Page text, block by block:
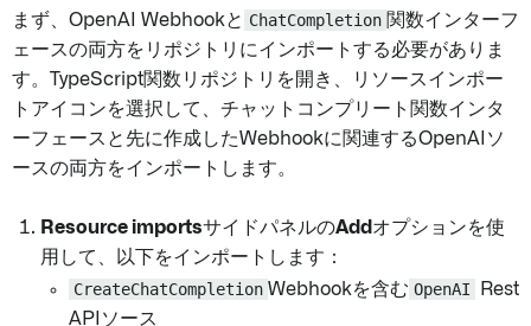
まず、OpenAI Webhookと ChatCompletion 関数インターフ
ェースの両方をリポジトリにインポートする必要がありま
す。TypeScript関数リポジトリを開き、リソースインポー
トアイコンを選択して、チャットコンプリート関数インタ
ーフェースと先に作成したWebhookに関連するOpenAIソ
ースの両方をインポートします。
Resource importsサイドパネルのAddオプションを使
用して、以下をインポートします：
CreateChatCompletion Webhookを含む OpenAI
Rest
APIソース